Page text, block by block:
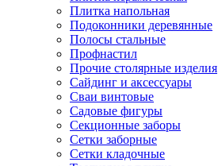
Плитка напольная
Подоконники деревянные
Полосы стальные
Профнастил
Прочие столярные изделия
Сайдинг и аксессуары
Сваи винтовые
Садовые фигуры
Секционные заборы
Сетки заборные
Сетки кладочные